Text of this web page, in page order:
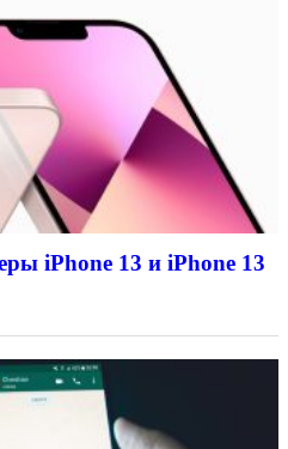
iPhone 13 и iPhone 13